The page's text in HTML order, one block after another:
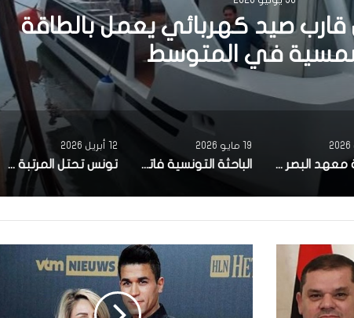
صيد كهربائي يعمل بالطاقة
في المتوسط
مصحة معهد البصر والشبكية بالبحيرة 1 تقوم باجراء اكثر من 50 عملية جراحية لازالة الماء الابيض مجانا لفائدة عدد من اهالي قفصة
19 مايو 2026
الباحثة التونسية فاتن المولدي تنجح في الحصول على براءة اختراع في الولايات المتحدة الأمريكية، وذلك بعد ابتكارها محركاً هجيناً ثورياً
12 أبريل 2026
تونس تحتل المرتبة الاولى افريقيا من حيث عدد النساء المطورات للبرمجيات